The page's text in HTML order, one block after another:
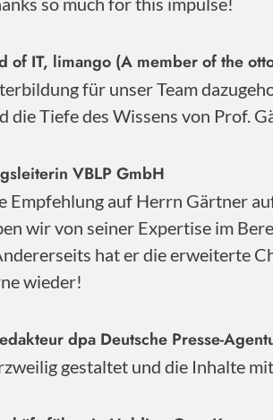
of IT, limango (A member of the
für unser Team
die Tiefe des Wissens von Prof.
VBLP GmbH
Empfehlung auf Herrn Gärtner
wir von seiner Expertise im
hat er die erweiterte
wieder!
dpa Deutsche Presse-
gestaltet und die Inhalte